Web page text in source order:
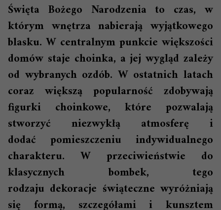
Święta Bożego Narodzenia to czas, w
którym wnętrza nabierają wyjątkowego
blasku. W centralnym punkcie większości
domów staje choinka, a jej wygląd zależy
od wybranych ozdób. W ostatnich latach
coraz większą popularność zdobywają
figurki choinkowe, które pozwalają
stworzyć niezwykłą atmosferę i
dodać pomieszczeniu indywidualnego
charakteru. W przeciwieństwie do
klasycznych bombek, tego
rodzaju dekoracje świąteczne wyróżniają
się formą, szczegółami i kunsztem